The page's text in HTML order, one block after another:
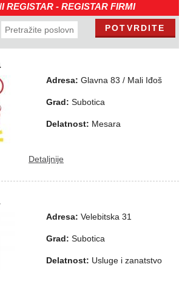
REGISTAR - REGISTAR FIRMI
Adresa: Glavna 83 / Mali Iđoš
Grad: Subotica
Delatnost: Mesara
Detaljnije
Adresa: Velebitska 31
Grad: Subotica
Delatnost: Usluge i zanatstvo